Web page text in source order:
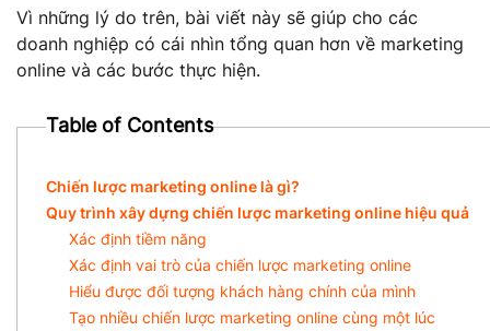
Vì những lý do trên, bài viết này sẽ giúp cho các
doanh nghiệp có cái nhìn tổng quan hơn về marketing
online và các bước thực hiện.
Table of Contents
Chiến lược marketing online là gì?
Quy trình xây dựng chiến lược marketing online hiệu quả
Xác định tiềm năng
Xác định vai trò của chiến lược marketing online
Hiểu được đối tượng khách hàng chính của mình
Tạo nhiều chiến lược marketing online cùng một lúc